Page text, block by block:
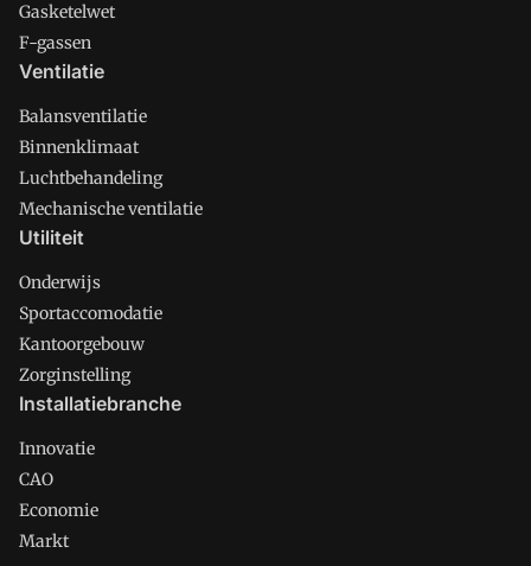
Gasketelwet
F-gassen
Ventilatie
Balansventilatie
Binnenklimaat
Luchtbehandeling
Mechanische ventilatie
Utiliteit
Onderwijs
Sportaccomodatie
Kantoorgebouw
Zorginstelling
Installatiebranche
Innovatie
CAO
Economie
Markt